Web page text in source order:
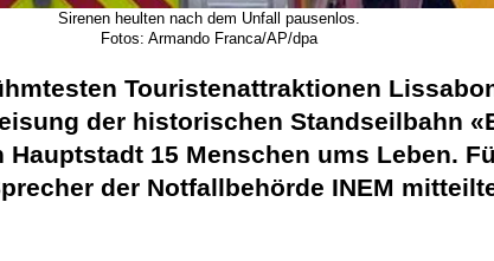
Sirenen heulten nach dem Unfall pausenlos.
Fotos: Armando Franca/AP/dpa
Touristenattraktionen
der historischen Standseilbahn
15 Menschen ums Leben.
der Notfallbehörde INEM